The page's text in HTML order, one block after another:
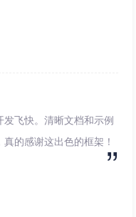
飞快。清晰文档和示例
的感谢这出色的框架！